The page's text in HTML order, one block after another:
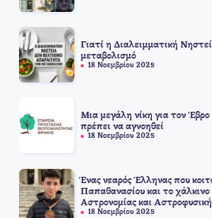
Γιατί η Διαλειμματική
μεταβολισμό
18 Νοεμβρίου 2025
Μια μεγάλη νίκη για τον
πρέπει να αγνοηθεί
18 Νοεμβρίου 2025
Ένας νεαρός Έλληνας που
Παπαθανασίου και το
Αστρονομίας και
18 Νοεμβρίου 2025